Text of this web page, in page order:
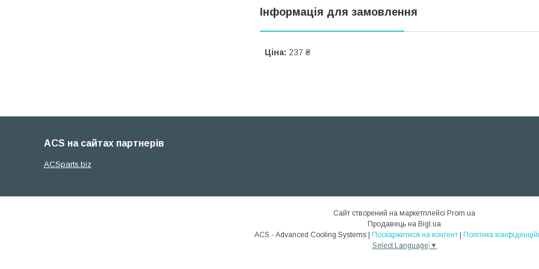
Інформація для замовлення
Ціна: 237 ₴
ACS на сайтах партнерів
ACSparts.biz
Сайт створений на маркетплейсі Prom.ua
Продавець на Bigl.ua
ACS - Advanced Cooling Systems | Поскаржитися на контент | Політика
Select Language ▼